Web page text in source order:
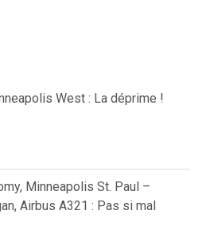
West : La déprime !
Minneapolis St. Paul –
Airbus A321 : Pas si mal